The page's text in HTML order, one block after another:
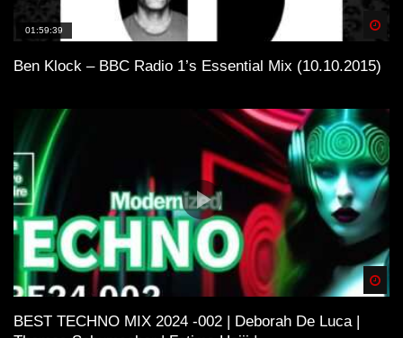
01:59:39
Ben Klock – BBC Radio 1’s Essential Mix (10.10.2015)
BEST TECHNO MIX 2024 -002 | Deborah De Luca |